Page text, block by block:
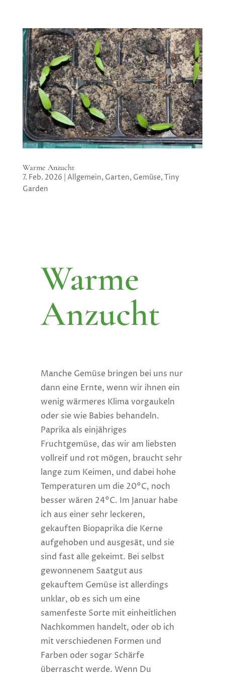
Warme Anzucht
7. Feb. 2026 Allgemein, Garten, Gemüse, Tiny
Garden
Warme
Anzucht
Manche Gemüse bringen bei uns nur
dann eine Ernte, wenn wir ihnen ein
wenig wärmeres Klima vorgaukeln
oder sie wie Babies behandeln.
Paprika als einjähriges
Fruchtgemüse, das wir am liebsten
vollreif und rot mögen, braucht sehr
lange zum Keimen, und dabei hohe
Temperaturen um die 20°C, noch
besser wären 24°C. Im Januar habe
ich aus einer sehr leckeren,
gekauften Biopaprika die Kerne
aufgehoben und ausgesät, und sie
sind fast alle gekeimt. Bei selbst
gewonnenem Saatgut aus
gekauftem Gemüse ist allerdings
unklar, ob es sich um eine
samenfeste Sorte mit einheitlichen
Nachkommen handelt, oder ob ich
mit verschiedenen Formen und
Farben oder sogar Schärfe
überrascht werde. Wenn Du